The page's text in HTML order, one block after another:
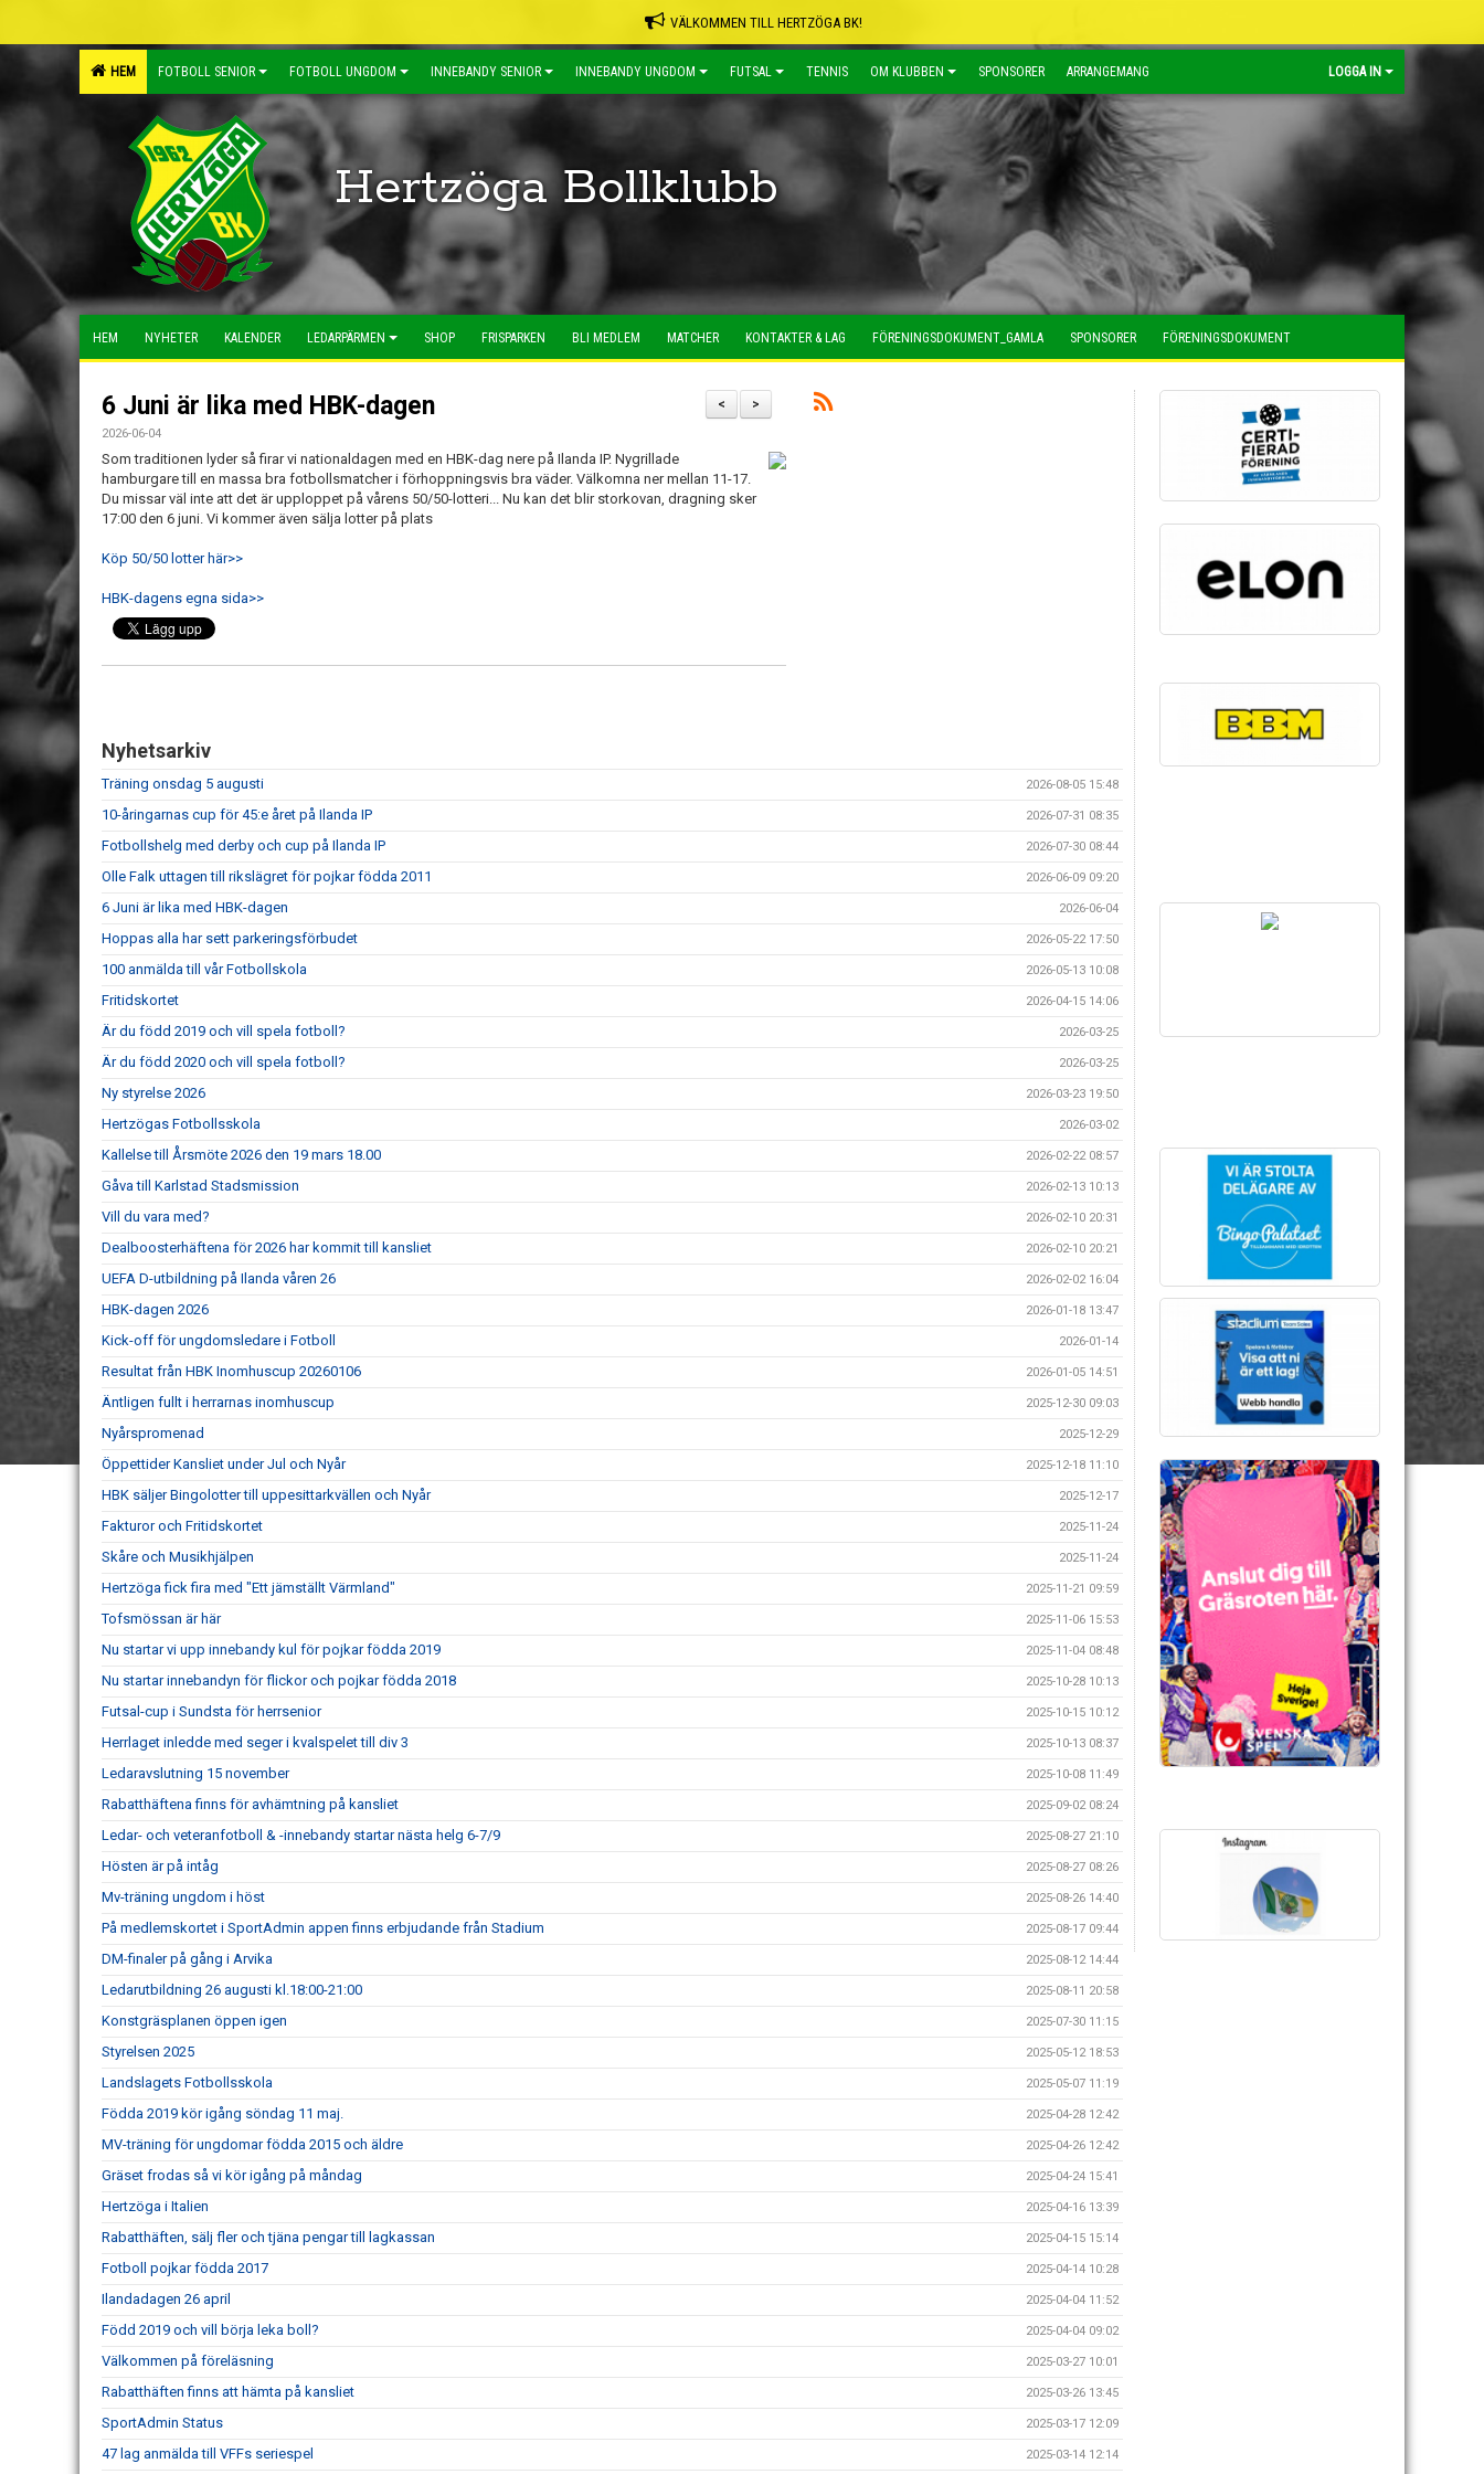
VÄLKOMMEN TILL HERTZÖGA BK!
HEM FOTBOLL SENIOR FOTBOLL UNGDOM INNEBANDY SENIOR INNEBANDY UNGDOM FUTSAL TENNIS OM KLUBBEN SPONSORER ARRANGEMANG LOGGA IN
Hertzöga Bollklubb
HEM NYHETER KALENDER LEDARPÄRMEN SHOP FRISPARKEN BLI MEDLEM MATCHER KONTAKTER & LAG FÖRENINGSDOKUMENT_GAMLA SPONSORER FÖRENINGSDOKUMENT
>
<
6 Juni är lika med HBK-dagen
2026-06-04
Som traditionen lyder så firar vi nationaldagen med en HBK-dag nere på Ilanda IP. Nygrillade
hamburgare till en massa bra fotbollsmatcher i förhoppningsvis bra väder. Välkomna ner mellan 11-17.
Du missar väl inte att det är upploppet på vårens 50/50-lotteri... Nu kan det blir storkovan, dragning sker
17:00 den 6 juni. Vi kommer även sälja lotter på plats
Köp 50/50 lotter här>>
HBK-dagens egna sida>>
Nyhetsarkiv
Träning onsdag 5 augusti 2026-08-05 15:48
10-åringarnas cup för 45:e året på Ilanda IP 2026-07-31 08:35
Fotbollshelg med derby och cup på Ilanda IP 2026-07-30 08:44
Olle Falk uttagen till rikslägret för pojkar födda 2011 2026-06-09 09:20
6 Juni är lika med HBK-dagen 2026-06-04
Hoppas alla har sett parkeringsförbudet 2026-05-22 17:50
100 anmälda till vår Fotbollskola 2026-05-13 10:08
Fritidskortet 2026-04-15 14:06
Är du född 2019 och vill spela fotboll? 2026-03-25
Är du född 2020 och vill spela fotboll? 2026-03-25
Ny styrelse 2026 2026-03-23 19:50
Hertzögas Fotbollsskola 2026-03-02
Kallelse till Årsmöte 2026 den 19 mars 18.00 2026-02-22 08:57
Gåva till Karlstad Stadsmission 2026-02-13 10:13
Vill du vara med? 2026-02-10 20:31
Dealboosterhäftena för 2026 har kommit till kansliet 2026-02-10 20:21
UEFA D-utbildning på Ilanda våren 26 2026-02-02 16:04
HBK-dagen 2026 2026-01-18 13:47
Kick-off för ungdomsledare i Fotboll 2026-01-14
Resultat från HBK Inomhuscup 20260106 2026-01-05 14:51
Äntligen fullt i herrarnas inomhuscup 2025-12-30 09:03
Nyårspromenad 2025-12-29
Öppettider Kansliet under Jul och Nyår 2025-12-18 11:10
HBK säljer Bingolotter till uppesittarkvällen och Nyår 2025-12-17
Fakturor och Fritidskortet 2025-11-24
Skåre och Musikhjälpen 2025-11-24
Hertzöga fick fira med "Ett jämställt Värmland" 2025-11-21 09:59
Tofsmössan är här 2025-11-06 15:53
Nu startar vi upp innebandy kul för pojkar födda 2019 2025-11-04 08:48
Nu startar innebandyn för flickor och pojkar födda 2018 2025-10-28 10:13
Futsal-cup i Sundsta för herrsenior 2025-10-15 10:12
Herrlaget inledde med seger i kvalspelet till div 3 2025-10-13 08:37
Ledaravslutning 15 november 2025-10-08 11:49
Rabatthäftena finns för avhämtning på kansliet 2025-09-02 08:24
Ledar- och veteranfotboll & -innebandy startar nästa helg 6-7/9 2025-08-27 21:10
Hösten är på intåg 2025-08-27 08:26
Mv-träning ungdom i höst 2025-08-26 14:40
På medlemskortet i SportAdmin appen finns erbjudande från Stadium 2025-08-17 09:44
DM-finaler på gång i Arvika 2025-08-12 14:44
Ledarutbildning 26 augusti kl.18:00-21:00 2025-08-11 20:58
Konstgräsplanen öppen igen 2025-07-30 11:15
Styrelsen 2025 2025-05-12 18:53
Landslagets Fotbollsskola 2025-05-07 11:19
Födda 2019 kör igång söndag 11 maj. 2025-04-28 12:42
MV-träning för ungdomar födda 2015 och äldre 2025-04-26 12:42
Gräset frodas så vi kör igång på måndag 2025-04-24 15:41
Hertzöga i Italien 2025-04-16 13:39
Rabatthäften, sälj fler och tjäna pengar till lagkassan 2025-04-15 15:14
Fotboll pojkar födda 2017 2025-04-14 10:28
Ilandadagen 26 april 2025-04-04 11:52
Född 2019 och vill börja leka boll? 2025-04-04 09:02
Välkommen på föreläsning 2025-03-27 10:01
Rabatthäften finns att hämta på kansliet 2025-03-26 13:45
SportAdmin Status 2025-03-17 12:09
47 lag anmälda till VFFs seriespel 2025-03-14 12:14